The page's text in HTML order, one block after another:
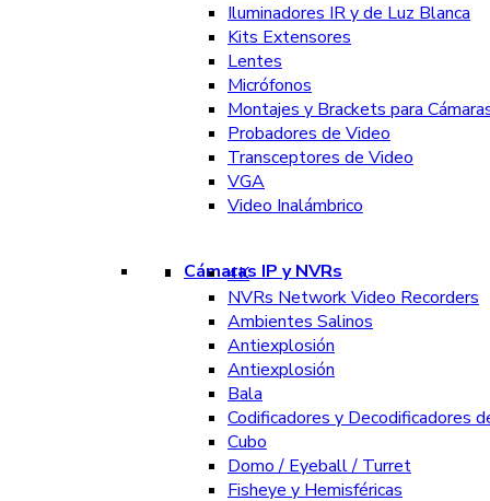
Iluminadores IR y de Luz Blanca
Kits Extensores
Lentes
Micrófonos
Montajes y Brackets para
Probadores de Video
Transceptores de Video
VGA
Video Inalámbrico
Cámaras IP y NVRs
4K
NVRs Network Video Recorders
Ambientes Salinos
Antiexplosión
Antiexplosión
Bala
Codificadores y Decodificadores
Cubo
Domo / Eyeball / Turret
Fisheye y Hemisféricas